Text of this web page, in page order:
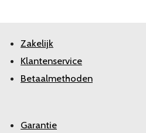
Zakelijk
Klantenservice
Betaalmethoden
Garantie